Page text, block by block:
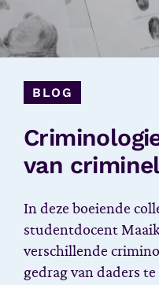
BLOG
van
In deze boeiende
studentdocent
verschillende
gedrag van daders